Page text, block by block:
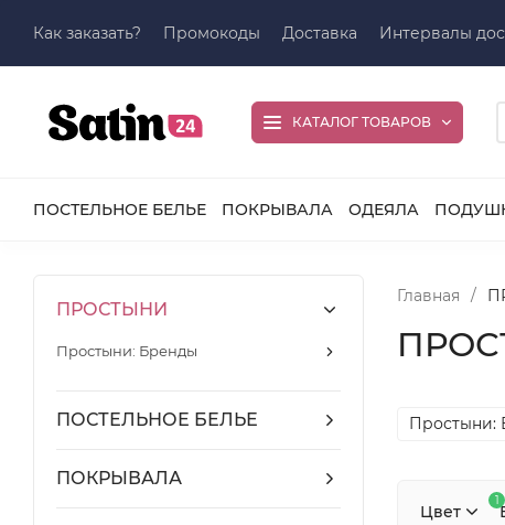
Как заказать? Промокоды Доставка Интервалы
КАТАЛОГ ТОВАРОВ
ПОСТЕЛЬНОЕ БЕЛЬЕ ПОКРЫВАЛА ОДЕЯЛА
ПРОСТЫНИ
Простыни: Бренды
ПОСТЕЛЬНОЕ БЕЛЬЕ
ПОКРЫВАЛА
Главная /
Простыни:
Цвет
1